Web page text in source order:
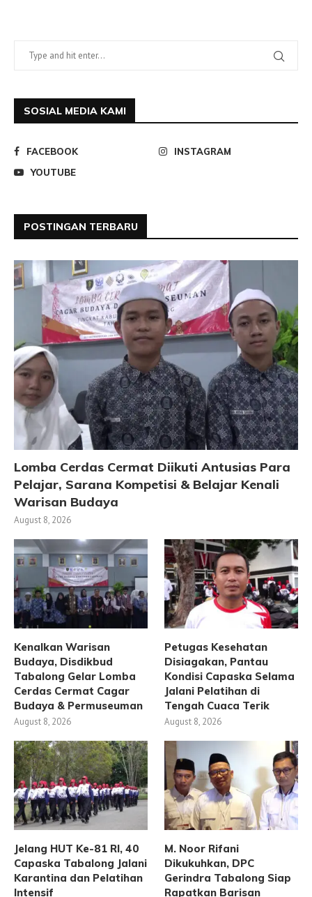
SOSIAL MEDIA KAMI
FACEBOOK
INSTAGRAM
YOUTUBE
POSTINGAN TERBARU
Lomba Cerdas Cermat Diikuti Antusias Para
Pelajar, Sarana Kompetisi & Belajar Kenali
Warisan Budaya
August 8, 2026
Kenalkan Warisan
Budaya, Disdikbud
Tabalong Gelar Lomba
Cerdas Cermat Cagar
Budaya & Permuseuman
August 8, 2026
Petugas Kesehatan
Disiagakan, Pantau
Kondisi Capaska Selama
Jalani Pelatihan di
Tengah Cuaca Terik
August 8, 2026
Jelang HUT Ke-81 RI, 40
Capaska Tabalong Jalani
Karantina dan Pelatihan
Intensif
M. Noor Rifani
Dikukuhkan, DPC
Gerindra Tabalong Siap
Rapatkan Barisan